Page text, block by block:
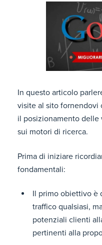
In questo articolo
visite al sito
il posizionamento delle
sui motori di ricerca.
Prima di iniziare
fondamentali:
Il primo obiettivo è
traffico qualsiasi,
potenziali clienti
pertinenti alla